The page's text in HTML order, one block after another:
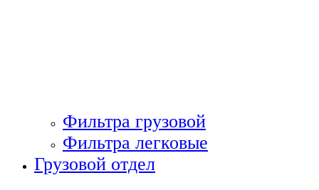
Фильтра грузовой
Фильтра легковые
Грузовой отдел